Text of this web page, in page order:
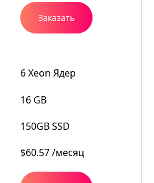
Заказать
6 Xeon Ядер
16 GB
150GB SSD
$60.57 /месяц